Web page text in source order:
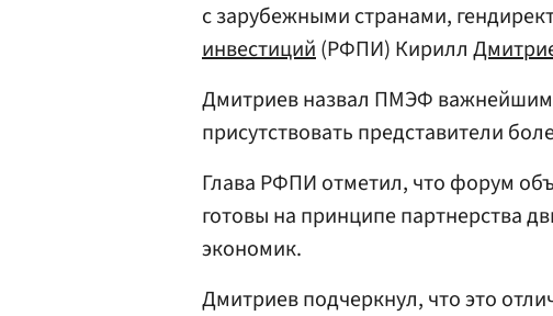
с зарубежными странами,
инвестиций(РФПИ) Кирилл
Дмитриев назвал ПМЭФ
присутствовать представители
Глава РФПИ отметил, что форум
готовы на принципе партнерства
экономик.
Дмитриев подчеркнул, что это